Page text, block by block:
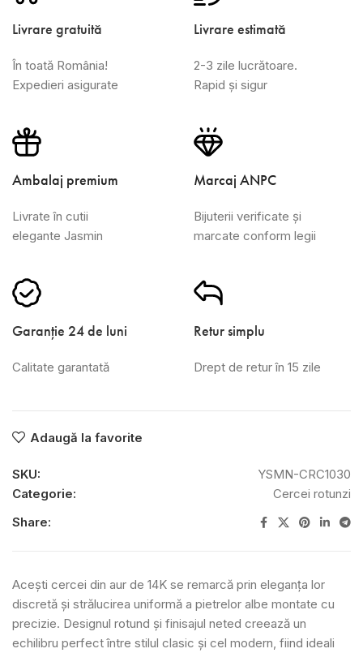
Livrare gratuită
În toată România!
Expedieri asigurate
Livrare estimată
2-3 zile lucrătoare.
Rapid și sigur
Ambalaj premium
Livrate în cutii
elegante Jasmin
Marcaj ANPC
Bijuterii verificate și
marcate conform legii
Garanție 24 de luni
Calitate garantată
Retur simplu
Drept de retur în 15 zile
Adaugă la favorite
SKU:
YSMN-CRC1030
Categorie:
Cercei rotunzi
Share:
Acești cercei din aur de 14K se remarcă prin eleganța lor
discretă și strălucirea uniformă a pietrelor albe montate cu
precizie. Designul rotund și finisajul neted creează un
echilibru perfect între stilul clasic și cel modern, fiind ideali